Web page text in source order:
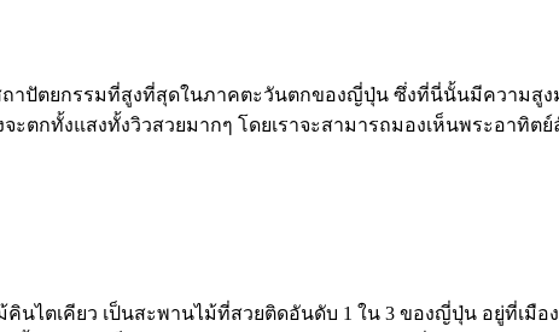
ถาปัตยกรรมที่สูงที่สุดในภาคตะวันตกของญี่ปุ่น ซึ่งที่นี่นั้นมีความสู
ะตกทั้งแสงทั้งวิวสวยมากๆ โดยเราจะสามารถมองเห็นพระอาทิ
คินไตเคียว เป็นสะพานไม้ที่สวยติดอันดับ 1 ใน 3 ของญี่ปุ่น อยู่ที่เมือ